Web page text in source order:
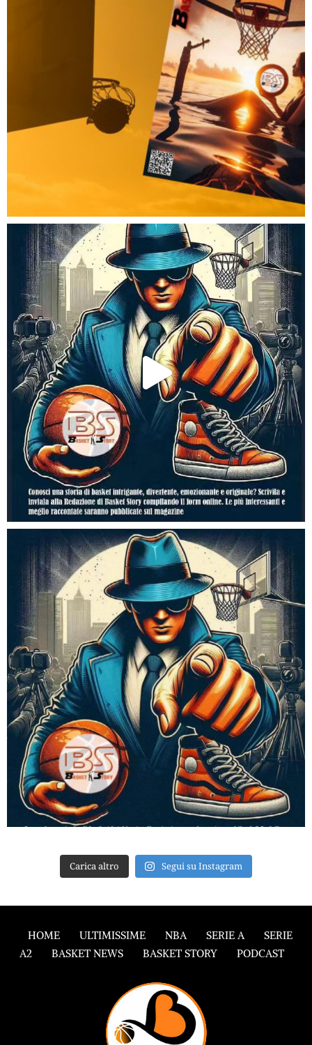
Carica altro Segui su Instagram
HOME ULTIMISSIME NBA SERIE A
SERIE
A2
BASKET NEWS BASKET STORY PODCAST